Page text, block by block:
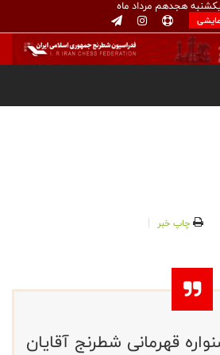
هجدهم مرداد ماه
چاپ خبر
قهرمانی شطرنج آقایان